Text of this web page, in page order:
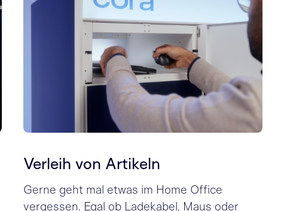
Verleih von Artikeln
Gerne geht mal etwas im Home Office
vergessen. Egal ob Ladekabel, Maus oder